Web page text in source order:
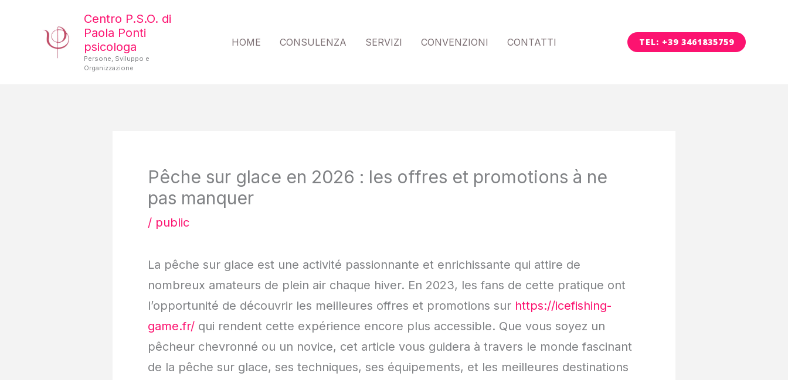
contenuto
Centro P.S.O. di
Paola Ponti
psicologa
Persone, Sviluppo e
Organizzazione
HOME CONSULENZA SERVIZI CONVENZIONI CONTATTI TEL: +39 3461835759
Pêche sur glace en 2026 : les offres et promotions à ne
pas manquer
/ public
La pêche sur glace est une activité passionnante et enrichissante qui attire de
nombreux amateurs de plein air chaque hiver. En 2023, les fans de cette pratique ont
l’opportunité de découvrir les meilleures offres et promotions sur https://icefishing-
game.fr/ qui rendent cette expérience encore plus accessible. Que vous soyez un
pêcheur chevronné ou un novice, cet article vous guidera à travers le monde fascinant
de la pêche sur glace, ses techniques, ses équipements, et les meilleures destinations